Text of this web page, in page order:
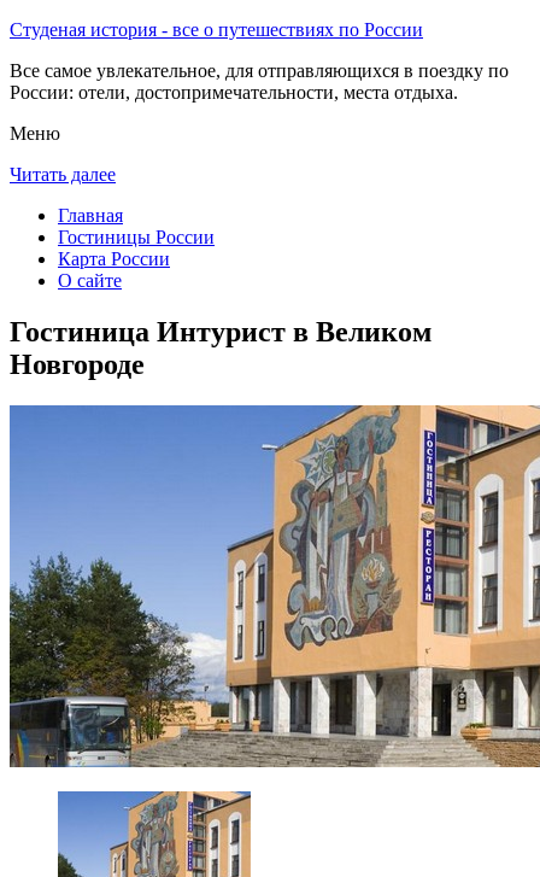
Студеная история - все о путешествиях по России
Все самое увлекательное, для отправляющихся в поездку по
России: отели, достопримечательности, места отдыха.
Меню
Читать далее
Главная
Гостиницы России
Карта России
О сайте
Гостиница Интурист в Великом
Новгороде